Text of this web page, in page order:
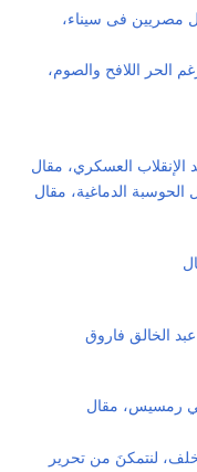
مصريين فى سيناء،
الحر اللافح والصوم،
الإنقلاب العسكري، مقال
الدماغية، مقال
الخالق فاروق
رمسيس، مقال
لنتمكنَ من تحرير